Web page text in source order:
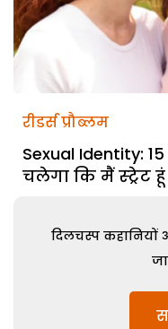
रीडर्स प्रौब्लम
Sexual Identity:
चलेगा कि मैं स्ट्रेट
दिलचस्प